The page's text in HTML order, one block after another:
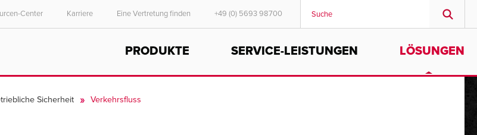
English
中文
English
Center Karriere Eine Vertretung finden +49 (0) 5693 98700
PRODUKTE SERVICE-LEISTUNGEN LÖSUNGEN
Sicherheit Verkehrsfluss